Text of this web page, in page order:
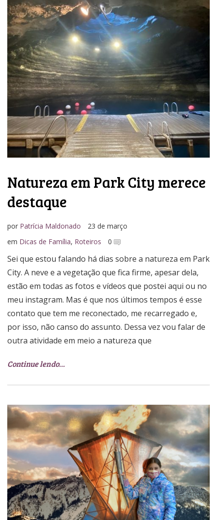
Natureza em Park City merece
destaque
por Patrícia Maldonado
23 de março
em Dicas de Família, Roteiros 0
Sei que estou falando há dias sobre a natureza em Park
City. A neve e a vegetação que fica firme, apesar dela,
estão em todas as fotos e vídeos que postei aqui ou no
meu instagram. Mas é que nos últimos tempos é esse
contato que tem me reconectado, me recarregado e,
por isso, não canso do assunto. Dessa vez vou falar de
outra atividade em meio a natureza que
Continue lendo…